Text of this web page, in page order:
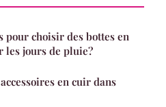
pour choisir des bottes en
les jours de pluie?
en cuir dans